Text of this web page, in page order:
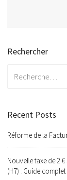
Rechercher
Recent Posts
Réforme de la
Nouvelle taxe de 2
(H7) : Guide complet